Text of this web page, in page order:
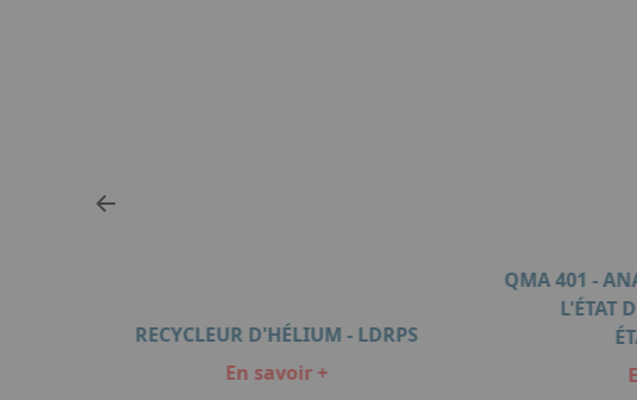
RECYCLEUR D'HÉLIUM - LDRPS
En savoir +
QMA 401 -
L'ÉTAT